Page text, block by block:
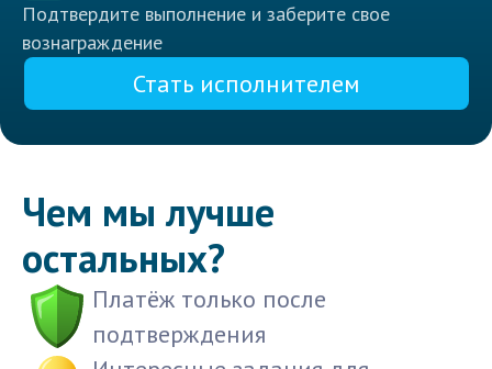
Подтвердите выполнение и заберите свое
вознаграждение
Стать исполнителем
Чем мы лучше
остальных?
Платёж только после
подтверждения